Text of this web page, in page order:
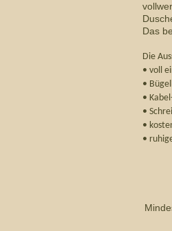
Das
Die
• voll
•
•
•
•
•